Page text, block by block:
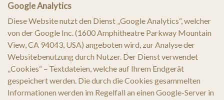
Google Analytics
Diese Website nutzt den Dienst „Google Analytics“, welcher
von der Google Inc. (1600 Amphitheatre Parkway Mountain
View, CA 94043, USA) angeboten wird, zur Analyse der
Websitebenutzung durch Nutzer. Der Dienst verwendet
„Cookies“ – Textdateien, welche auf Ihrem Endgerät
gespeichert werden. Die durch die Cookies gesammelten
Informationen werden im Regelfall an einen Google-Server in